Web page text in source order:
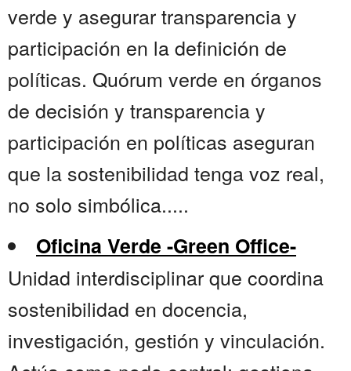
verde y asegurar transparencia y
participación en la definición de
políticas. Quórum verde en órganos
de decisión y transparencia y
participación en políticas aseguran
que la sostenibilidad tenga voz real,
no solo simbólica.....
Oficina Verde -Green Office-
Unidad interdisciplinar que coordina
sostenibilidad en docencia,
investigación, gestión y vinculación.